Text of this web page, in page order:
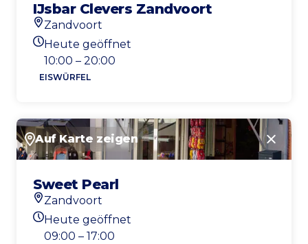
IJsbar Clevers Zandvoort
Standort
Zandvoort
Heutigen Öffnungszeiten
Heute geöffnet
10:00 – 20:00
EISWÜRFEL
Auf Karte zeigen
Sweet Pearl
Standort
Zandvoort
Heutigen Öffnungszeiten
Heute geöffnet
09:00 – 17:00